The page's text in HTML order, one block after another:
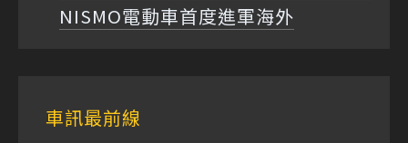
NISMO電動車首度進軍海外
車訊最前線